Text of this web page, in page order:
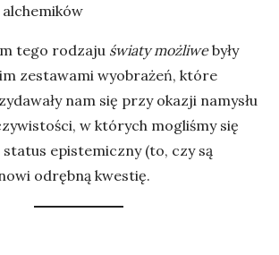
tego rodzaju światy możliwebyły
zestawami wyobrażeń, które
nam się przy okazji namysłu
w których mogliśmy się
epistemiczny (to, czy są
odrębną kwestię.